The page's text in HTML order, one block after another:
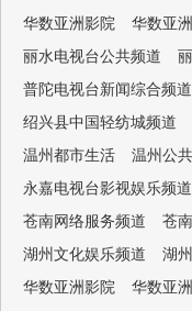
华数亚洲影院
华数亚
丽水电视台公共频道
普陀电视台新闻综合频道
绍兴县中国轻纺城频道
温州都市生活
温州公
永嘉电视台影视娱乐频道
苍南网络服务频道
苍
湖州文化娱乐频道
湖
华数亚洲影院
华数亚